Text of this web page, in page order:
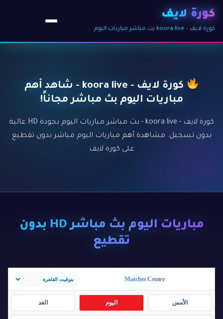
كورة لايف
كورة لايف – koora live بث مباشر مباريات اليوم
كورة لايف - koora live - شاهد أهم
مباريات اليوم بث مباشر مجاناً!
كورة لايف - koora live - بث مباشر مباريات اليوم بجودة HD عالية
بدون تسجيل. مشاهدة أهم مباريات اليوم مباشر بدون تقطيع
على كورة لايف
مباريات اليوم بث مباشر HD بدون
تقطيع
Matches Center
الأمس اليوم الغد